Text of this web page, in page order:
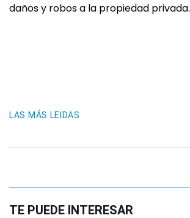
daños y robos a la propiedad privada.
LAS MÁS LEIDAS
TE PUEDE INTERESAR